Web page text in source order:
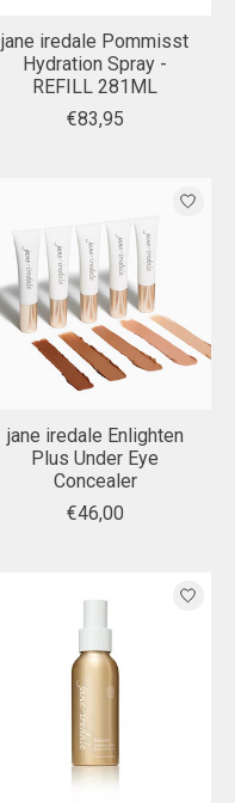
jane iredale Pommisst
Hydration Spray -
REFILL 281ML
€83,95
jane iredale Enlighten
Plus Under Eye
Concealer
€46,00